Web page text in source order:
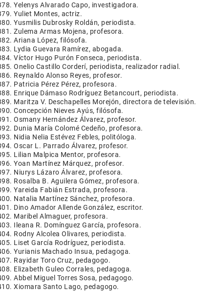
Yelenys Alvarado Capo, investigadora.
Yuliet Montes, actriz.
Yusmilis Dubrosky Roldán, periodista.
Zulema Armas Mojena, profesora.
Ariana López, filósofa.
Lydia Guevara Ramírez, abogada.
Víctor Hugo Purón Fonseca, periodista.
Onelio Castillo Corderí, periodista, realizador radial.
Reynaldo Alonso Reyes, profesor.
Patricia Pérez Pérez, profesora.
Enrique Dámaso Rodríguez Betancourt, periodista.
Maritza V. Deschapelles Morejón, directora de televisión.
Concepción Nieves Ayús, filósofa.
Osmany Hernández Álvarez, profesor.
Dunia María Colomé Cedeño, profesora.
Nidia Nelia Estévez Febles, politóloga.
Oscar L. Parrado Álvarez, profesor.
Lilian Malpica Mentor, profesora.
Yoan Martínez Márquez, profesor.
Niurys Lázaro Álvarez, profesora.
Rosalba B. Aguilera Gómez, profesora.
Yareida Fabián Estrada, profesora.
Natalia Martínez Sánchez, profesora.
Dino Amador Allende González, escritor.
Maribel Almaguer, profesora.
Ileana R. Domínguez García, profesora.
Rodny Alcolea Olivares, periodista.
Liset García Rodríguez, periodista.
Yurianis Machado Insua, pedagoga.
Rayidar Toro Cruz, pedagogo.
Elizabeth Guleo Corrales, pedagoga.
Abbel Miguel Torres Sosa, pedagogo.
Xiomara Santo Lago, pedagogo.